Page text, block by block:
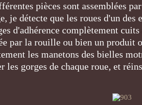
pièces sont assemblées
je détecte que les roues d'un
d'adhérence complètement
par la rouille ou bien un produit
les manetons des bielles
les gorges de chaque roue, et